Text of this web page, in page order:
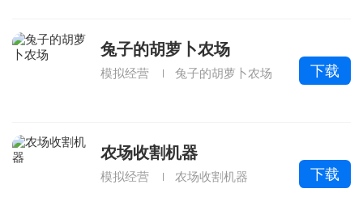
兔子的胡萝卜农场
模拟经营 兔子的胡萝卜农场 下载
农场收割机器
模拟经营 农场收割机器 下载